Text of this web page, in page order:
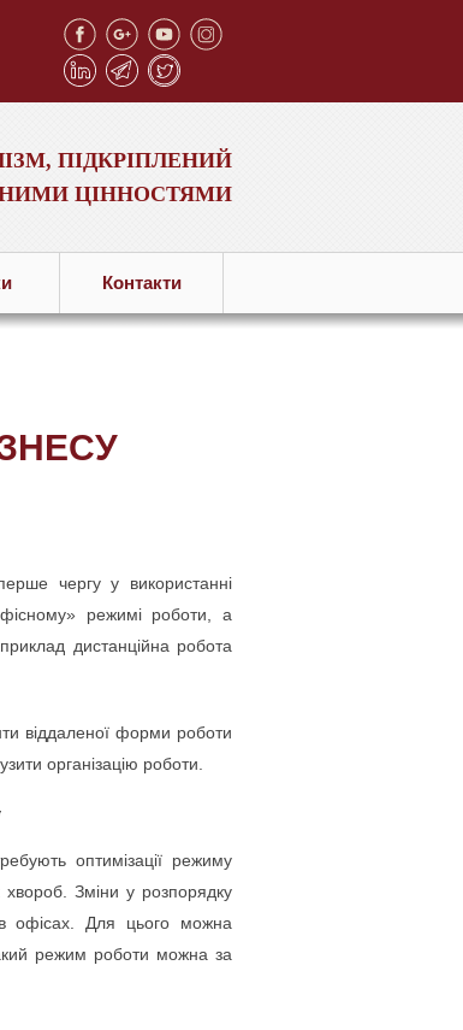
ПІДКРІПЛЕНИЙ
ЦІННОСТЯМИ
Контакти
чергу у використанні
режимі роботи, а
дистанційна робота
віддаленої форми роботи
організацію роботи.
оптимізації режиму
Зміни у розпорядку
в офісах. Для цього можна
режим роботи можна за